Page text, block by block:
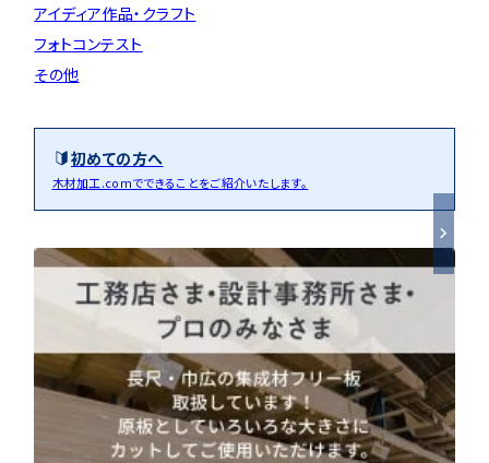
アイディア作品・クラフト
フォトコンテスト
その他
初めての方へ
木材加工.comでできることをご紹介いたします。